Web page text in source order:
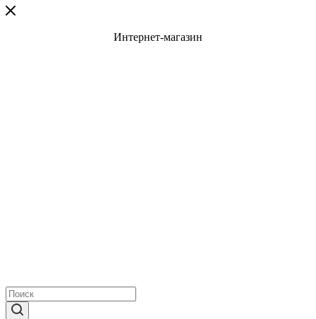
Интернет-магазин